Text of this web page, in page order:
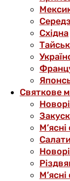
Східна
Святкове